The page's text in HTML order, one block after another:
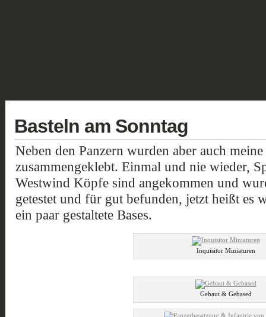
Basteln am Sonntag
Neben den Panzern wurden aber auch
zusammengeklebt. Einmal und nie wieder,
Westwind Köpfe sind angekommen und
getestet und für gut befunden, jetzt heißt es
ein paar gestaltete Bases.
Inquisitor Miniaturen
Gebaut & Gebased